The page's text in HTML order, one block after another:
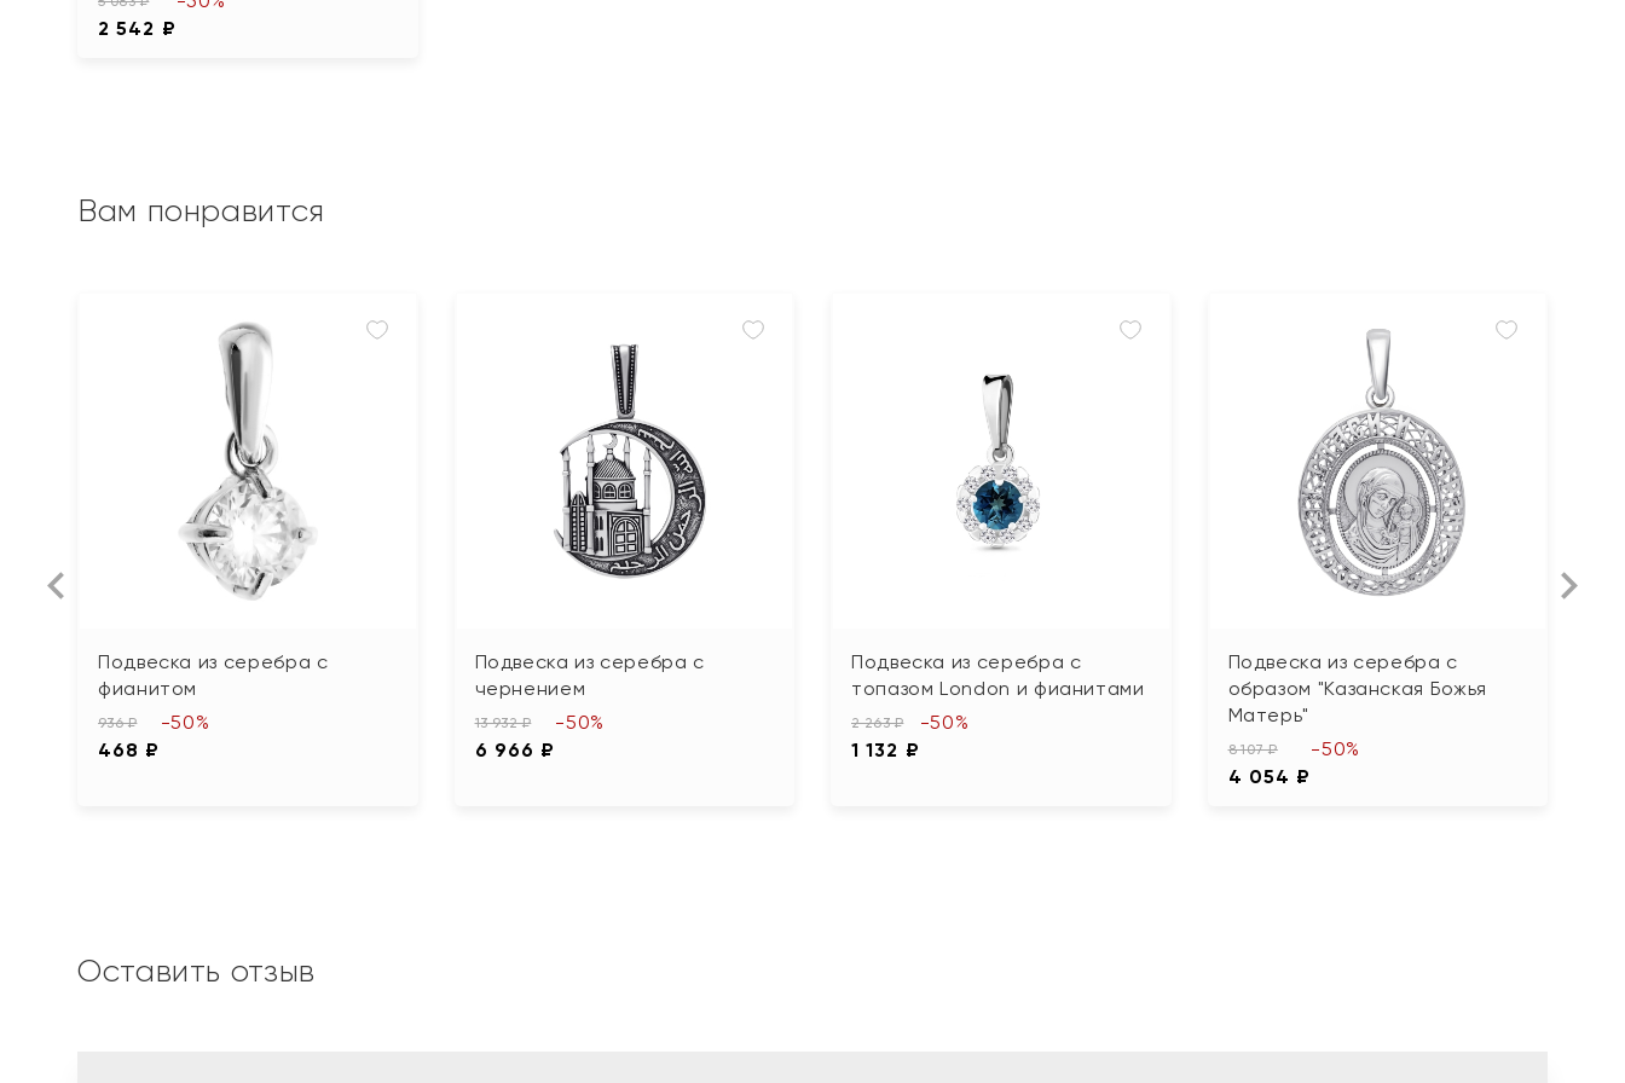
2 542 ₽
Вам понравится
Подвеска из серебра с
фианитом
936 ₽
468 ₽
-50%
Подвеска из серебра с
чернением
13 932 ₽
6 966 ₽
-50%
Подвеска из серебра с
топазом London и фианитами
2 263 ₽
1 132 ₽
-50%
Подвеска из серебра с
образом "Казанская Божья
Матерь"
8 107 ₽
4 054 ₽
-50%
Оставить отзыв